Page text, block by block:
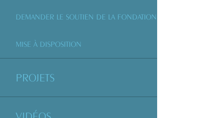
DEMANDER LE SOUTIEN DE LA FONDATION
MISE À DISPOSITION
PROJETS